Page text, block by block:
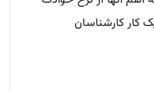
کار کارشناسان